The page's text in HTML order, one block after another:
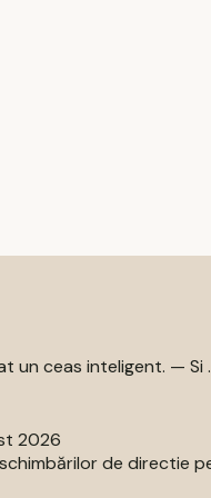
un ceas inteligent. — Si
2026
de directie